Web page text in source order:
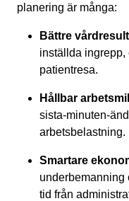
planering är många:
Bättre
inställda ingrepp,
patientresa.
Hållbar
sista-minuten-
arbetsbelastning.
Smartare
underbemanning
tid från